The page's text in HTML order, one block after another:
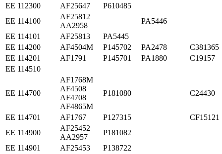
ЕЕ 112300 AF25647
P610485
ЕЕ 114100
AF25812
AA2958
PA5446
ЕЕ 114101
AF25813
PA5445
ЕЕ 114200
AF4504M P145702 PA2478
C381365
ЕЕ 114201
AF1791 P145701 PA1880
C19157
ЕЕ 114510
ЕЕ 114700
AF1768M
AF4508
AF4708
AF4865M
P181080 C24430
ЕЕ 114701 AF1767 P127315
CF15121
ЕЕ 114900
AF25452
AA2957
P181082
ЕЕ 114901
AF25453
P138722